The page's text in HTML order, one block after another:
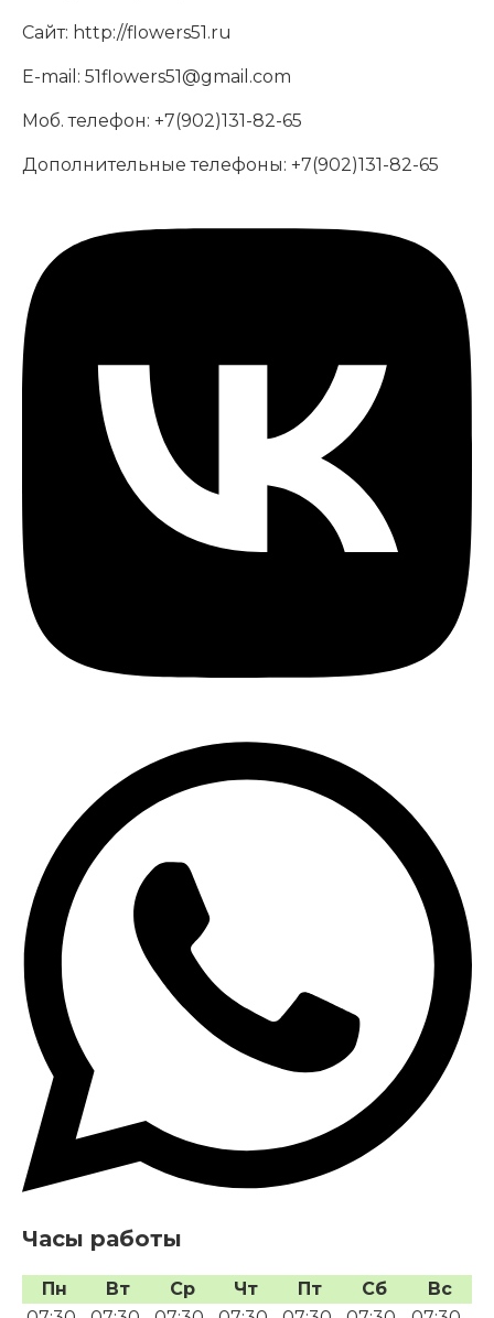
Сайт: http://flowers51.ru
E-mail: 51flowers51@gmail.com
Моб. телефон: +7(902)131-82-65
Дополнительные телефоны: +7(902)131-82-65
Часы работы
Пн Вт Ср Чт Пт Сб
Вс